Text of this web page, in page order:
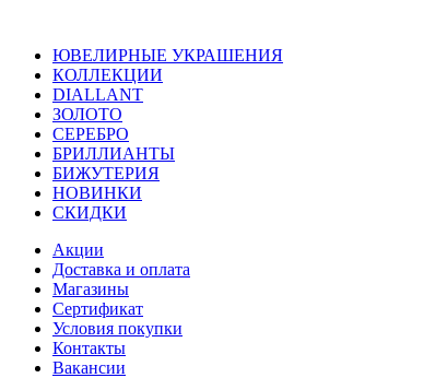
ЮВЕЛИРНЫЕ УКРАШЕНИЯ
КОЛЛЕКЦИИ
DIALLANT
ЗОЛОТО
СЕРЕБРО
БРИЛЛИАНТЫ
БИЖУТЕРИЯ
НОВИНКИ
СКИДКИ
Акции
Доставка и оплата
Магазины
Сертификат
Условия покупки
Контакты
Вакансии